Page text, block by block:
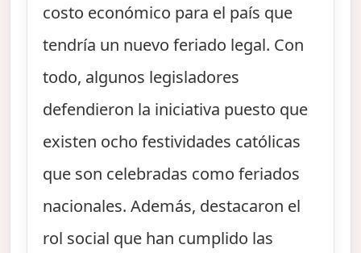
costo económico para el país que
tendría un nuevo feriado legal. Con
todo, algunos legisladores
defendieron la iniciativa puesto que
existen ocho festividades católicas
que son celebradas como feriados
nacionales. Además, destacaron el
rol social que han cumplido las